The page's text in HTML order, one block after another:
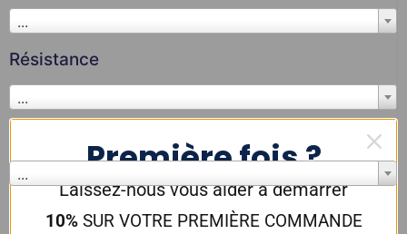
...
Résistance
...
... Première fois ?
Laissez-nous vous aider à démarrer
10%SUR VOTRE PREMIÈRE COMMANDE